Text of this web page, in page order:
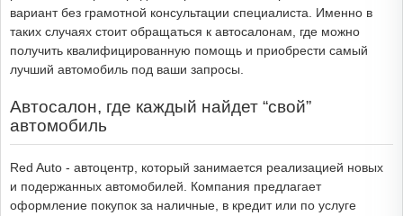
вариант без грамотной консультации специалиста. Именно в
таких случаях стоит обращаться к автосалонам, где можно
получить квалифицированную помощь и приобрести самый
лучший автомобиль под ваши запросы.
Автосалон, где каждый найдет “свой”
автомобиль
Red Auto - автоцентр, который занимается реализацией новых
и подержанных автомобилей. Компания предлагает
оформление покупок за наличные, в кредит или по услуге